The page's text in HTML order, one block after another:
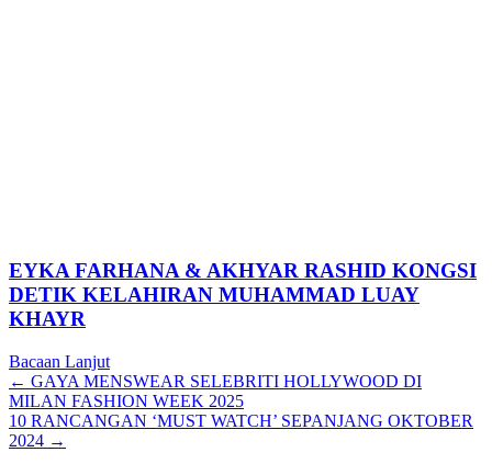
EYKA FARHANA & AKHYAR RASHID KONGSI
DETIK KELAHIRAN MUHAMMAD LUAY
KHAYR
Bacaan Lanjut
Posts
navigation
← GAYA MENSWEAR SELEBRITI HOLLYWOOD DI
MILAN FASHION WEEK 2025
10 RANCANGAN ‘MUST WATCH’ SEPANJANG OKTOBER
2024 →